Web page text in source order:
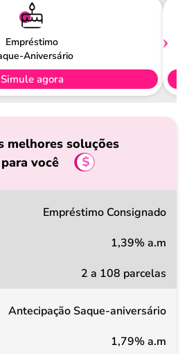
Empréstimo
Aniversário
Simule agora
melhores soluções
você
Empréstimo Consignado
1,39% a.m
2 a 108 parcelas
Antecipação Saque-aniversário
1,79% a.m